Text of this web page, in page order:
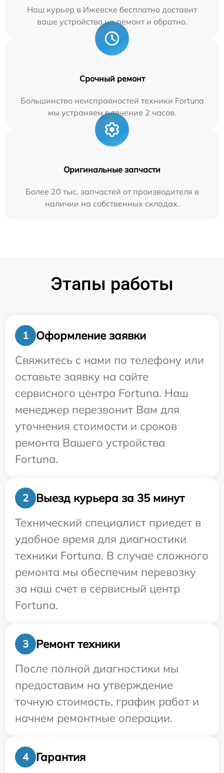
Наш курьер в Ижевске бесплатно доставит
ваше устройство на ремонт и обратно.
Срочный ремонт
Большинство неисправностей техники Fortuna
мы устраняем в течение 2 часов.
Оригинальные запчасти
Более 20 тыс. запчастей от производителя в
наличии на собственных складах.
Этапы работы
1
Оформление заявки
Свяжитесь с нами по телефону или
оставьте заявку на сайте
сервисного центра Fortuna. Наш
менеджер перезвонит Вам для
уточнения стоимости и сроков
ремонта Вашего устройства
Fortuna.
2
Выезд курьера за 35 минут
Технический специалист приедет в
удобное время для диагностики
техники Fortuna. В случае сложного
ремонта мы обеспечим перевозку
за наш счет в сервисный центр
Fortuna.
3
Ремонт техники
После полной диагностики мы
предоставим на утверждение
точную стоимость, график работ и
начнем ремонтные операции.
4 Гарантия